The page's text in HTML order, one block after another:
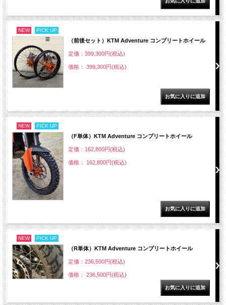
NEW PICK UP
（前後セット）KTM Adventure コンプリートホイール
定価：399,300円(税込)
価格： 399,300円(税込)
NEW PICK UP
（F単体）KTM Adventure コンプリートホイール
定価：162,800円(税込)
価格： 162,800円(税込)
NEW PICK UP
（R単体）KTM Adventure コンプリートホイール
定価：236,500円(税込)
価格： 236,500円(税込)